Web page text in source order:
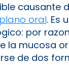
causante
oral. Es
por
la mucosa
de dos